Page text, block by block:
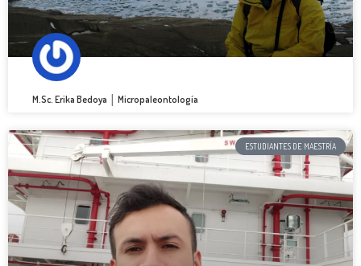
M.Sc. Erika Bedoya │ Micropaleontología
ESTUDIANTES DE MAESTRÍA